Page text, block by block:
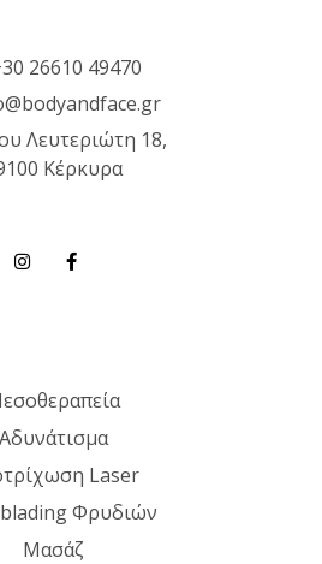
26610 49470
Λευτεριώτη 18,
Κέρκυρα
Αδυνάτισμα
Laser
Φρυδιών
Μασάζ